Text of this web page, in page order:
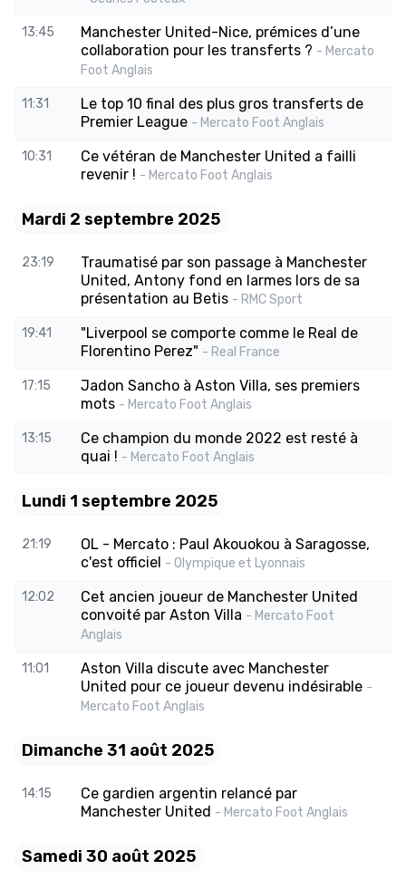
13:45
Manchester United-Nice, prémices d’une
collaboration pour les transferts ? - Mercato
Foot Anglais
11:31
Le top 10 final des plus gros transferts de
Premier League - Mercato Foot Anglais
10:31
Ce vétéran de Manchester United a failli
revenir ! - Mercato Foot Anglais
Mardi 2 septembre 2025
23:19
Traumatisé par son passage à Manchester
United, Antony fond en larmes lors de sa
présentation au Betis - RMC Sport
19:41
"Liverpool se comporte comme le Real de
Florentino Perez" - Real France
17:15
Jadon Sancho à Aston Villa, ses premiers
mots - Mercato Foot Anglais
13:15
Ce champion du monde 2022 est resté à
quai ! - Mercato Foot Anglais
Lundi 1 septembre 2025
21:19
OL - Mercato : Paul Akouokou à Saragosse,
c'est officiel - Olympique et Lyonnais
12:02
Cet ancien joueur de Manchester United
convoité par Aston Villa - Mercato Foot
Anglais
11:01
Aston Villa discute avec Manchester
United pour ce joueur devenu indésirable -
Mercato Foot Anglais
Dimanche 31 août 2025
14:15
Ce gardien argentin relancé par
Manchester United - Mercato Foot Anglais
Samedi 30 août 2025